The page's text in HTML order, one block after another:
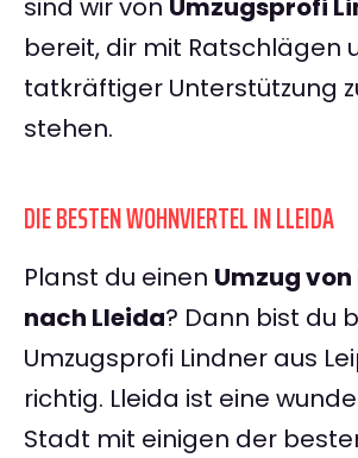
sind wir von Umzugsprofi
bereit, dir mit Ratschlägen
tatkräftiger Unterstützung
stehen.
DIE BESTEN WOHNVIERTEL IN LLEIDA
Planst du einen Umzug
nach Lleida? Dann bist du
Umzugsprofi Lindner aus
richtig. Lleida ist eine
Stadt mit einigen der